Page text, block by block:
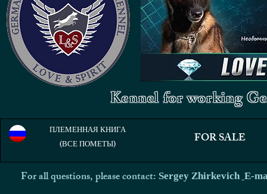
Kennel for working
ПЛЕМЕННАЯ КНИГА
(ВСЕ ПОМЕТЫ)
FOR SALE
For all questions, please contact: Sergey Zhirkevich E-